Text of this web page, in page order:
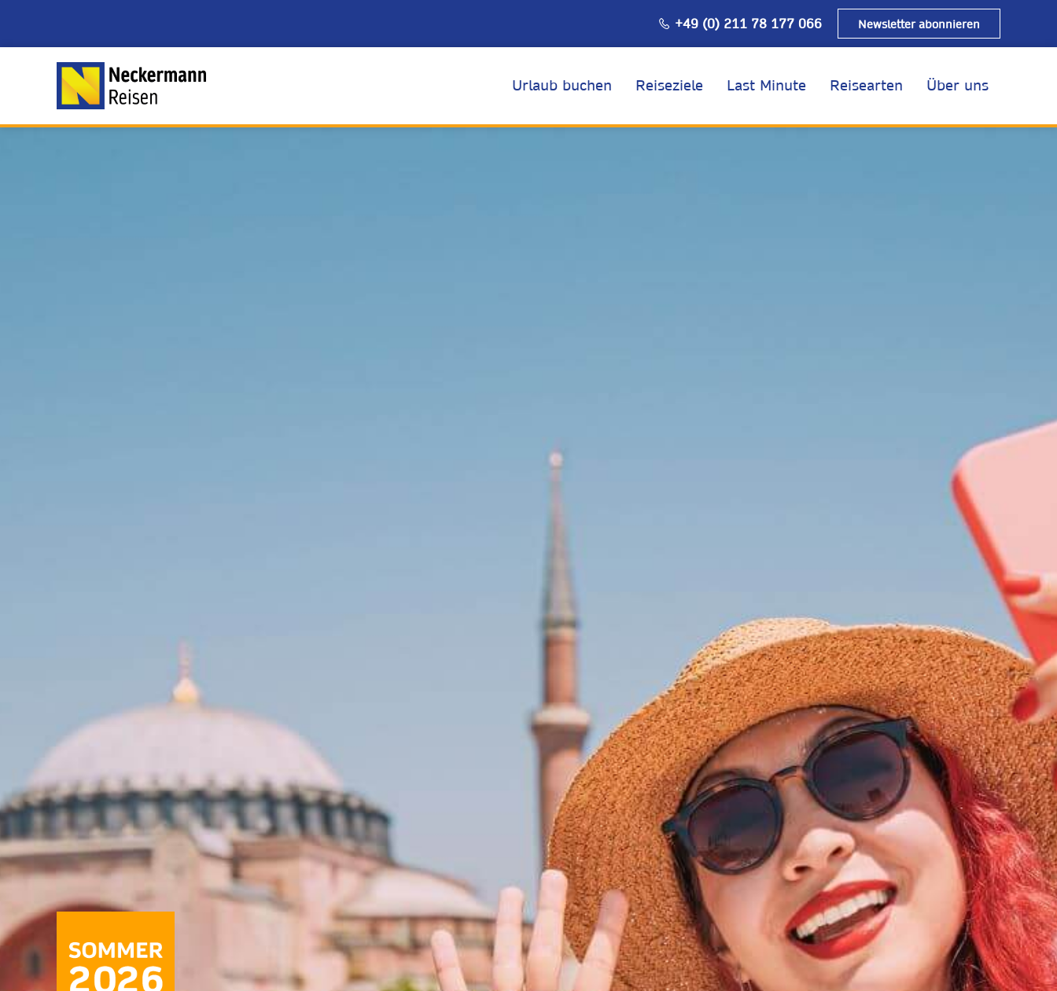
+49 (0) 211 78 177 066 Newsletter abonnieren
Urlaub buchen Reiseziele Last Minute Reisearten Über uns